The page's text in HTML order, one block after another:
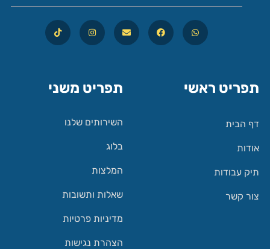
תפריט ראשי
דף הבית
אודות
תיק עבודות
צור קשר
תפריט משני
השירותים שלנו
בלוג
המלצות
שאלות ותשובות
מדיניות פרטיות
הצהרת נגישות